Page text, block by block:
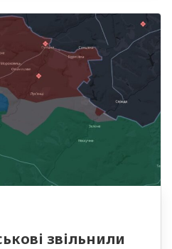
звільнили